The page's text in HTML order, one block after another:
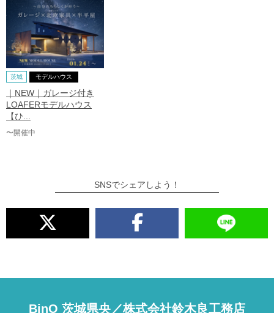
茨城 モデルハウス
｜NEW｜ガレージ付き
LOAFERモデルハウス
【ひ...
〜開催中
SNSでシェアしよう！
BinO 茨城県央／株式会社鈴木良工務店